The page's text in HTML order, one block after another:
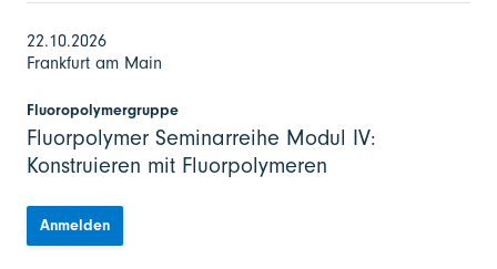
22.10.2026
Frankfurt am Main
Fluoropolymergruppe
Fluorpolymer Seminarreihe Modul IV:
Konstruieren mit Fluorpolymeren
Anmelden